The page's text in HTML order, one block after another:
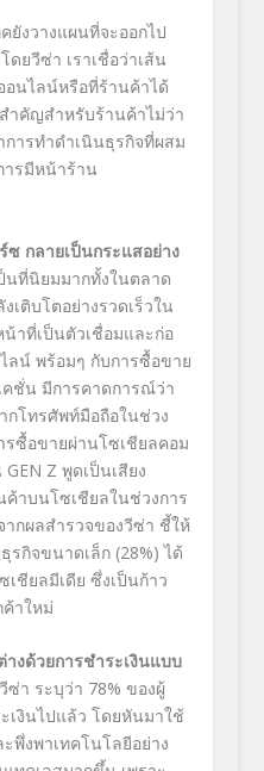
ยังวางแผนที่จะออกไป
ยวีซ่า เราเชื่อว่าเส้น
อนไลน์หรือที่ร้านค้าได้
ำคัญสำหรับร้านค้าไม่ว่า
ารทำดำเนินธุรกิจที่ผสม
ารมีหน้าร้าน
ซ กลายเป็นกระแสอย่าง
นที่นิยมมากทั้งในตลาด
เติบโตอย่างรวดเร็วใน
าที่เป็นตัวเชื่อมและก่อ
ลน์ พร้อมๆ กับการซื้อขาย
ชั่น มีการคาดการณ์ว่า
กโทรศัพท์มือถือในช่วง
รซื้อขายผ่านโซเชียลคอม
GEN Z พูดเป็นเสียง
ค้าบนโซเชียลในช่วงการ
กผลสำรวจของวีซ่า ชี้ให้
รกิจขนาดเล็ก (28%) ได้
ชียลมีเดีย ซึ่งเป็นก้าว
าใหม่
งด้วยการชำระเงินแบบ
ซ่า ระบุว่า 78% ของผู้
เงินไปแล้ว โดยหันมาใช้
พึ่งพาเทคโนโลยีอย่าง